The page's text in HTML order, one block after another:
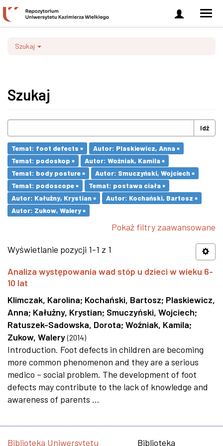
Zaloguj
się
Szukaj
Szukaj
Idź
Temat: foot defects ×
Autor: Plaskiewicz, Anna ×
Temat: podoskop ×
Autor: Woźniak, Kamila ×
Temat: body posture ×
Autor: Smuczyński, Wojciech ×
Temat: podoscope ×
Temat: postawa ciała ×
Autor: Kałużny, Krystian ×
Autor: Kochański, Bartosz ×
Autor: Zukow, Walery ×
Pokaż filtry zaawansowane
Wyświetlanie pozycji 1-1 z 1
Analiza występowania wad stóp u dzieci w wieku 6-
10 lat
Klimczak, Karolina; Kochański, Bartosz; Plaskiewicz,
Anna; Kałużny, Krystian; Smuczyński, Wojciech;
Ratuszek-Sadowska, Dorota; Woźniak, Kamila;
Zukow, Walery (2014)
Introduction. Foot defects in children are becoming
more common phenomenon and they are a serious
medico – social problem. The development of foot
defects may contribute to the lack of knowledge and
awareness of parents ...
Biblioteka Uniwersytetu Biblioteka